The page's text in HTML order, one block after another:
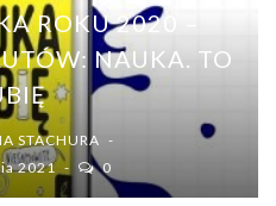
ROKU 2020 –
NAUKA. TO
STACHURA
2021
0